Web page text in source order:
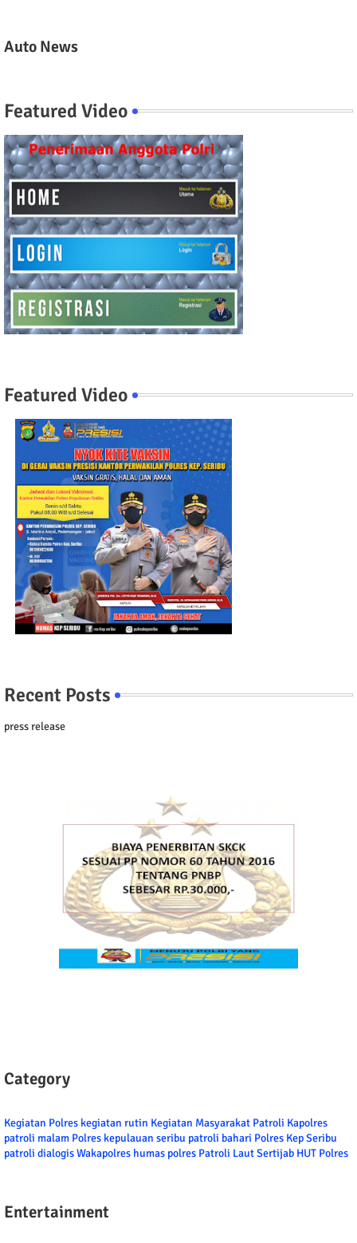
Auto News
Featured Video
Featured Video
Recent Posts
press release
Category
Kegiatan Polres kegiatan rutin Kegiatan Masyarakat Patroli Kapolres
patroli malam Polres kepulauan seribu patroli bahari Polres Kep Seribu
patroli dialogisWakapolres humas polres Patroli LautSertijab HUT Polres
Entertainment